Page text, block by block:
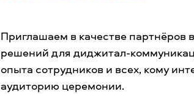
Приглашаем в качестве партнёров
решений для диджитал-
опыта сотрудников и всех, кому
аудиторию церемонии.